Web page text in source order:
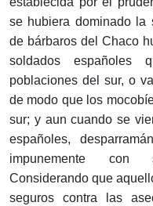
se hubiera dominado la
de bárbaros del Chaco
soldados españoles
poblaciones del sur, o
de modo que los
sur; y aun cuando se
españoles,
impunemente con
Considerando que
seguros contra las